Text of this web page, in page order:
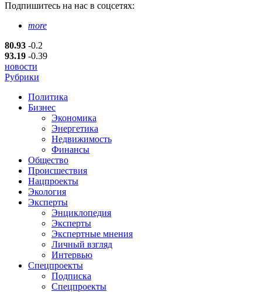
Подпишитесь на нас в соцсетях:
more
80.93 -0.2
93.19 -0.39
новости
Рубрики
Политика
Бизнес
Экономика
Энергетика
Недвижимость
Финансы
Общество
Происшествия
Нацпроекты
Экология
Эксперты
Энциклопедия
Эксперты
Экспертные мнения
Личный взгляд
Интервью
Спецпроекты
Подписка
Спецпроекты